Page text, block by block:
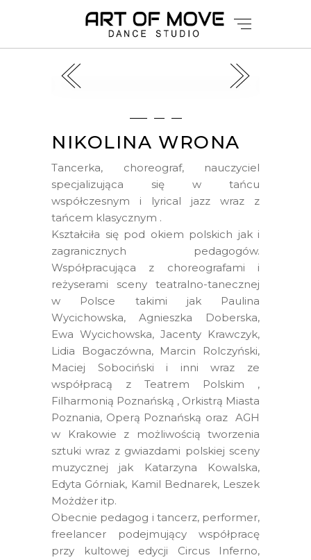
NIKOLINA WRONA
Tancerka, choreograf, nauczyciel
specjalizująca się w tańcu
współczesnym i lyrical jazz wraz z
tańcem klasycznym .
Kształciła się pod okiem polskich jak i
zagranicznych pedagogów.
Współpracująca z choreografami i
reżyserami sceny teatralno-tanecznej
w Polsce takimi jak Paulina
Wycichowska, Agnieszka Doberska,
Ewa Wycichowska, Jacenty Krawczyk,
Lidia Bogaczówna, Marcin Rolczyński,
Maciej Sobociński i inni wraz ze
współpracą z Teatrem Polskim ,
Filharmonią Poznańską , Orkistrą Miasta
Poznania, Operą Poznańską oraz AGH
w Krakowie z możliwością tworzenia
sztuki wraz z gwiazdami polskiej sceny
muzycznej jak Katarzyna Kowalska,
Edyta Górniak, Kamil Bednarek, Leszek
Możdżer itp.
Obecnie pedagog i tancerz, performer,
freelancer podejmujący współpracę
przy kultowej edycji Circus Inferno,